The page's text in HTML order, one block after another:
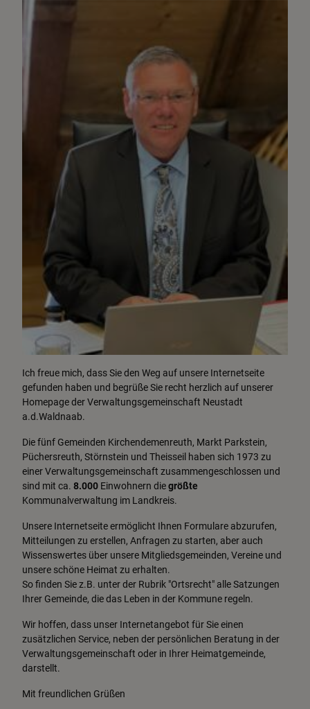
Ich freue mich, dass Sie den Weg auf unsere Internetseite
gefunden haben und begrüße Sie recht herzlich auf unserer
Homepage der Verwaltungsgemeinschaft Neustadt
a.d.Waldnaab.
Die fünf Gemeinden Kirchendemenreuth, Markt Parkstein,
Püchersreuth, Störnstein und Theisseil haben sich 1973 zu
einer Verwaltungsgemeinschaft zusammengeschlossen und
sind mit ca. 8.000 Einwohnern diegrößte
Kommunalverwaltung im Landkreis.
Unsere Internetseite ermöglicht Ihnen Formulare abzurufen,
Mitteilungen zu erstellen, Anfragen zu starten, aber auch
Wissenswertes über unsere Mitgliedsgemeinden, Vereine und
unsere schöne Heimat zu erhalten.
So finden Sie z.B. unter der Rubrik "Ortsrecht" alle Satzungen
Ihrer Gemeinde, die das Leben in der Kommune regeln.
Wir hoffen, dass unser Internetangebot für Sie einen
zusätzlichen Service, neben der persönlichen Beratung in der
Verwaltungsgemeinschaft oder in Ihrer Heimatgemeinde,
darstellt.
Mit freundlichen Grüßen